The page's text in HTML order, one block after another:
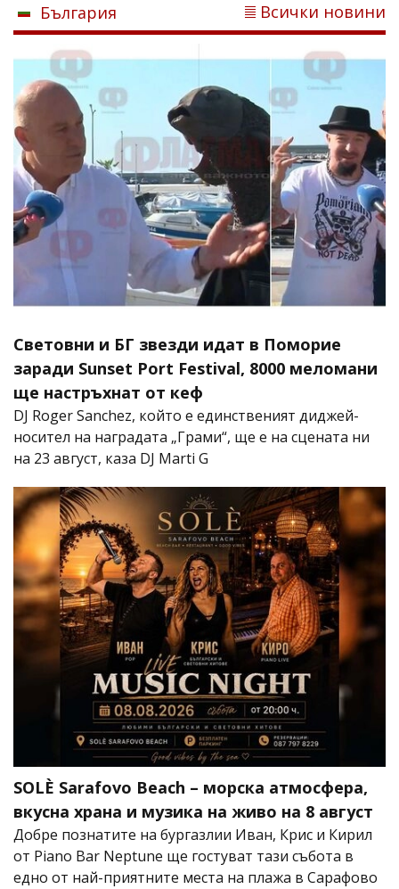
България Всички новини
Световни и БГ звезди идат в Поморие
заради Sunset Port Festival, 8000 меломани
ще настръхнат от кеф
DJ Roger Sanchez, който е единственият диджей-
носител на наградата „Грами“, ще е на сцената ни
на 23 август, каза DJ Marti G
SOLÈ Sarafovo Beach – морска атмосфера,
вкусна храна и музика на живо на 8 август
Добре познатите на бургазлии Иван, Крис и Кирил
от Piano Bar Neptune ще гостуват тази събота в
едно от най-приятните места на плажа в Сарафово